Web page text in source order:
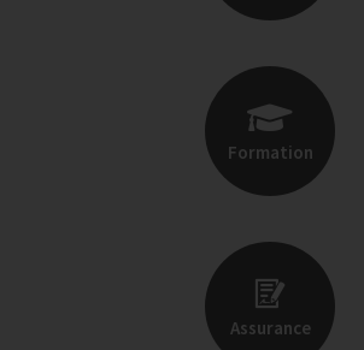
Formation
Assurance